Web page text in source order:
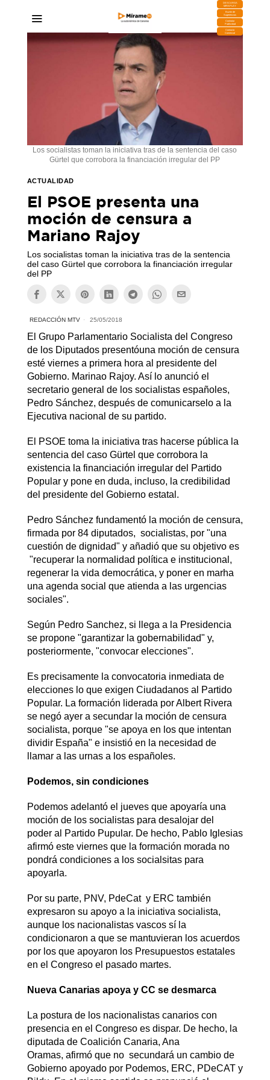
DESCARGA
MIRAPLAY
Buzón de
Sugerencias
Contratar
Publicidad
Contacto
Comercial
Los socialistas toman la iniciativa tras de la sentencia del caso
Gürtel que corrobora la financiación irregular del PP
ACTUALIDAD
El PSOE presenta una
moción de censura a
Mariano Rajoy
Los socialistas toman la iniciativa tras de la sentencia
del caso Gürtel que corrobora la financiación irregular
del PP
REDACCIÓN MTV 25/05/2018
El Grupo Parlamentario Socialista del Congreso
de los Diputados presentóuna moción de censura
esté viernes a primera hora al presidente del
Gobierno. Marinao Rajoy. Así lo anunció el
secretario general de los socialistas españoles,
Pedro Sánchez, después de comunicarselo a la
Ejecutiva nacional de su partido.
El PSOE toma la iniciativa tras hacerse pública la
sentencia del caso Gürtel que corrobora la
existencia la financiación irregular del Partido
Popular y pone en duda, incluso, la credibilidad
del presidente del Gobierno estatal.
Pedro Sánchez fundamentó la moción de censura,
firmada por 84 diputados, socialistas, por "una
cuestión de dignidad" y añadió que su objetivo es
"recuperar la normalidad política e institucional,
regenerar la vida democrática, y poner en marha
una agenda social que atienda a las urgencias
sociales".
Según Pedro Sanchez, si llega a la Presidencia
se propone "garantizar la gobernabilidad" y,
posteriormente, "convocar elecciones".
Es precisamente la convocatoria inmediata de
elecciones lo que exigen Ciudadanos al Partido
Popular. La formación liderada por Albert Rivera
se negó ayer a secundar la moción de censura
socialista, porque "se apoya en los que intentan
dividir España" e insistió en la necesidad de
llamar a las urnas a los españoles.
Podemos, sin condiciones
Podemos adelantó el jueves que apoyaría una
moción de los socialistas para desalojar del
poder al Partido Pupular. De hecho, Pablo Iglesias
afirmó este viernes que la formación morada no
pondrá condiciones a los socialsitas para
apoyarla.
Por su parte, PNV, PdeCat y ERC también
expresaron su apoyo a la iniciativa socialista,
aunque los nacionalistas vascos sí la
condicionaron a que se mantuvieran los acuerdos
por los que apoyaron los Presupuestos estatales
en el Congreso el pasado martes.
Nueva Canarias apoya y CC se desmarca
La postura de los nacionalistas canarios con
presencia en el Congreso es dispar. De hecho, la
diputada de Coalición Canaria, Ana
Oramas, afirmó que no secundará un cambio de
Gobierno apoyado por Podemos, ERC, PDeCAT y